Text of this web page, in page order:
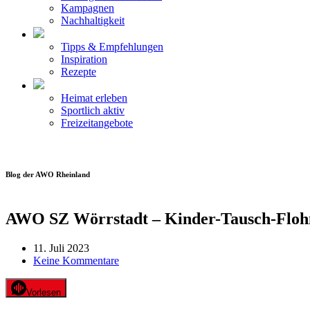
Kampagnen
Nachhaltigkeit
Tipps & Empfehlungen
Inspiration
Rezepte
Heimat erleben
Sportlich aktiv
Freizeitangebote
Blog der AWO Rheinland
AWO SZ Wörrstadt – Kinder-Tausch-
11. Juli 2023
Keine Kommentare
Vorlesen